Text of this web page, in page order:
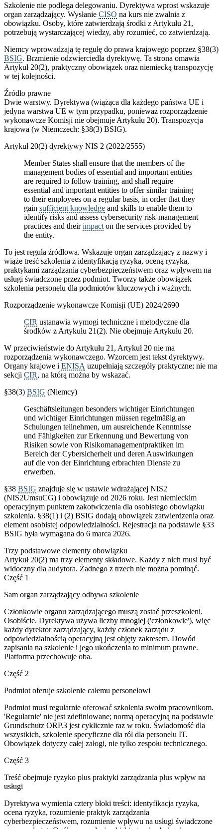
Szkolenie nie podlega delegowaniu. Dyrektywa wprost wskazuje
organ zarządzający. Wysłanie CISO na kurs nie zwalnia z
obowiązku. Osoby, które zatwierdzają środki z Artykułu 21,
potrzebują wystarczającej wiedzy, aby rozumieć, co zatwierdzają.
Niemcy wprowadzają tę regułę do prawa krajowego poprzez §38(3)
BSIG. Brzmienie odzwierciedla dyrektywę. Ta strona omawia
Artykuł 20(2), praktyczny obowiązek oraz niemiecką transpozycję
w tej kolejności.
Źródło prawne
Dwie warstwy. Dyrektywa (wiążąca dla każdego państwa UE i
jedyna warstwa UE w tym przypadku, ponieważ rozporządzenie
wykonawcze Komisji nie obejmuje Artykułu 20). Transpozycja
krajowa (w Niemczech: §38(3) BSIG).
Artykuł 20(2) dyrektywy NIS 2 (2022/2555)
Member States shall ensure that the members of the
management bodies of essential and important entities
are required to follow training, and shall require
essential and important entities to offer similar training
to their employees on a regular basis, in order that they
gain sufficient knowledge and skills to enable them to
identify risks and assess cybersecurity risk-management
practices and theirimpact on the services provided by
the entity.
To jest reguła źródłowa. Wskazuje organ zarządzający z nazwy i
wiąże treść szkolenia z identyfikacją ryzyka, oceną ryzyka,
praktykami zarządzania cyberbezpieczeństwem oraz wpływem na
usługi świadczone przez podmiot. Tworzy także obowiązek
szkolenia personelu dla podmiotów kluczowych i ważnych.
Rozporządzenie wykonawcze Komisji (UE) 2024/2690
CIR ustanawia wymogi techniczne i metodyczne dla
środków z Artykułu 21(2). Nie obejmuje Artykułu 20.
W przeciwieństwie do Artykułu 21, Artykuł 20 nie ma
rozporządzenia wykonawczego. Wzorcem jest tekst dyrektywy.
Organy krajowe i ENISA uzupełniają szczegóły praktyczne; nie ma
sekcji CIR, na którą można by wskazać.
§38(3) BSIG (Niemcy)
Geschäftsleitungen besonders wichtiger Einrichtungen
und wichtiger Einrichtungen müssen regelmäßig an
Schulungen teilnehmen, um ausreichende Kenntnisse
und Fähigkeiten zur Erkennung und Bewertung von
Risiken sowie von Risikomanagementpraktiken im
Bereich der Cybersicherheit und deren Auswirkungen
auf die von der Einrichtung erbrachten Dienste zu
erwerben.
§38 BSIG znajduje się w ustawie wdrażającej NIS2
(NIS2UmsuCG) i obowiązuje od 2026 roku. Jest niemieckim
operacyjnym punktem zakotwiczenia dla osobistego obowiązku
szkolenia. §38(1) i (2) BSIG dodają obowiązek zatwierdzenia oraz
element osobistej odpowiedzialności. Rejestracja na podstawie §33
BSIG była wymagana do 6 marca 2026.
Trzy podstawowe elementy obowiązku
Artykuł 20(2) ma trzy elementy składowe. Każdy z nich musi być
widoczny dla audytora. Żadnego z trzech nie można pominąć.
Część 1
Sam organ zarządzający odbywa szkolenie
Członkowie organu zarządzającego muszą zostać przeszkoleni.
Osobiście. Dyrektywa używa liczby mnogiej ('członkowie'), więc
każdy dyrektor zarządzający, każdy członek zarządu z
odpowiedzialnością operacyjną jest objęty zakresem. Dowód
zapisania na szkolenie i jego ukończenia to minimum prawne.
Platforma przechowuje oba.
Część 2
Podmiot oferuje szkolenie całemu personelowi
Podmiot musi regularnie oferować szkolenia swoim pracownikom.
'Regularnie' nie jest zdefiniowane; normą operacyjną na podstawie
Grundschutz ORP.3 jest cyklicznie raz w roku. Świadomość dla
wszystkich, szkolenie specyficzne dla ról dla personelu IT.
Obowiązek dotyczy całej załogi, nie tylko zespołu technicznego.
Część 3
Treść obejmuje ryzyko plus praktyki zarządzania plus wpływ na
usługi
Dyrektywa wymienia cztery bloki treści: identyfikacja ryzyka,
ocena ryzyka, rozumienie praktyk zarządzania
cyberbezpieczeństwem, rozumienie wpływu na usługi świadczone